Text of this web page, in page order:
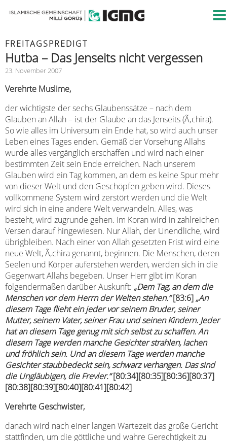
FREITAGSPREDIGT
Hutba – Das Jenseits nicht vergessen
23. November 2007
Verehrte Muslime,
der wichtigste der sechs Glaubenssätze – nach dem
Glauben an Allah – ist der Glaube an das Jenseits (Ã‚chira).
So wie alles im Universum ein Ende hat, so wird auch unser
Leben eines Tages enden. Gemäß der Vorsehung Allahs
wurde alles vergänglich erschaffen und wird nach einer
bestimmten Zeit sein Ende erreichen. Nach unserem
Glauben wird ein Tag kommen, an dem es keine Spur mehr
von dieser Welt und den Geschöpfen geben wird. Dieses
vollkommene System wird zerstört werden und die Welt
wird sich in eine andere Welt verwandeln. Alles, was
besteht, wird zugrunde gehen. Im Koran wird in zahlreichen
Versen darauf hingewiesen. Nur Allah, der Unendliche, wird
übrigbleiben. Nach einer von Allah gesetzten Frist wird eine
neue Welt, Ã‚chira genannt, beginnen. Die Menschen, deren
Seelen und Körper auferstehen werden, werden sich in die
Gegenwart Allahs begeben. Unser Herr gibt im Koran
folgendermaßen darüber Auskunft: „Dem Tag, an dem die
Menschen vor dem Herrn der Welten stehen.“ [83:6] „An
diesem Tage flieht ein jeder vor seinem Bruder, seiner
Mutter, seinem Vater, seiner Frau und seinen Kindern. Jeder
hat an diesem Tage genug mit sich selbst zu schaffen. An
diesem Tage werden manche Gesichter strahlen, lachen
und fröhlich sein. Und an diesem Tage werden manche
Gesichter staubbedeckt sein, schwarz verhangen. Das sind
die Ungläubigen, die Frevler.“ [80:34][80:35][80:36][80:37]
[80:38][80:39][80:40][80:41][80:42]
Verehrte Geschwister,
danach wird nach einer langen Wartezeit das große Gericht
stattfinden, um die göttliche und wahre Gerechtigkeit zu